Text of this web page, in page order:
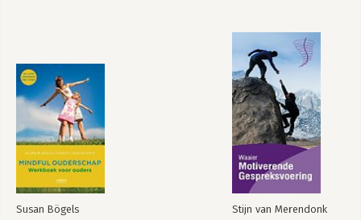
Susan Bögels Stijn van Merendonk